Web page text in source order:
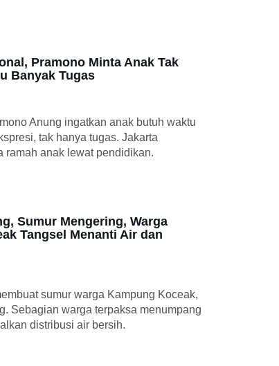
Pramono Minta Anak Tak
Banyak Tugas
Anung ingatkan anak butuh waktu
tak hanya tugas. Jakarta
ramah anak lewat pendidikan.
Sumur Mengering, Warga
Tangsel Menanti Air dan
sumur warga Kampung Koceak,
Sebagian warga terpaksa menumpang
distribusi air bersih.